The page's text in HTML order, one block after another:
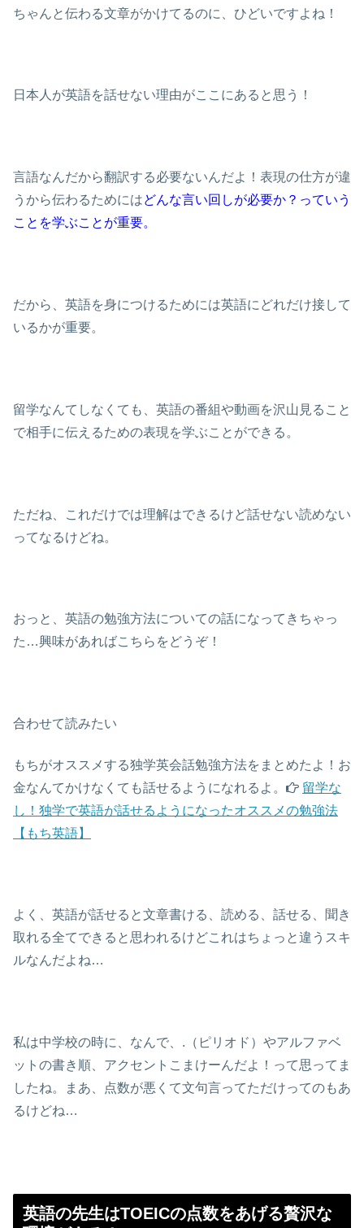
ちゃんと伝わる文章がかけてるのに、ひどいですよね！
日本人が英語を話せない理由がここにあると思う！
言語なんだから翻訳する必要ないんだよ！表現の仕方が違
うから伝わるためにはどんな言い回しが必要か？っていう
ことを学ぶことが重要。
だから、英語を身につけるためには英語にどれだけ接して
いるかが重要。
留学なんてしなくても、英語の番組や動画を沢山見ること
で相手に伝えるための表現を学ぶことができる。
ただね、これだけでは理解はできるけど話せない読めない
ってなるけどね。
おっと、英語の勉強方法についての話になってきちゃっ
た…興味があればこちらをどうぞ！
合わせて読みたい
もちがオススメする独学英会話勉強方法をまとめたよ！お
金なんてかけなくても話せるようになれるよ。
留学な
し！独学で英語が話せるようになったオススメの勉強法
【もち英語】
よく、英語が話せると文章書ける、読める、話せる、聞き
取れる全てできると思われるけどこれはちょっと違うスキ
ルなんだよね…
私は中学校の時に、なんで、.（ピリオド）やアルファベ
ットの書き順、アクセントこまけーんだよ！って思ってま
したね。まあ、点数が悪くて文句言ってただけってのもあ
るけどね…
英語の先生はTOEICの点数をあげる贅沢な